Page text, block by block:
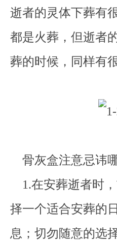
逝者的灵体下葬有
都是火葬，但逝者
葬的时候，同样有
骨灰盒注意忌讳
1.在安葬逝者时
择一个适合安葬的
息；切勿随意的选